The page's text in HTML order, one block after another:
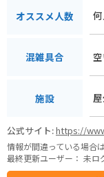
オススメ人数
混雑具合
施設
公式サイト:https://
情報が間違っている場合は
最終更新ユーザー： 未ロ